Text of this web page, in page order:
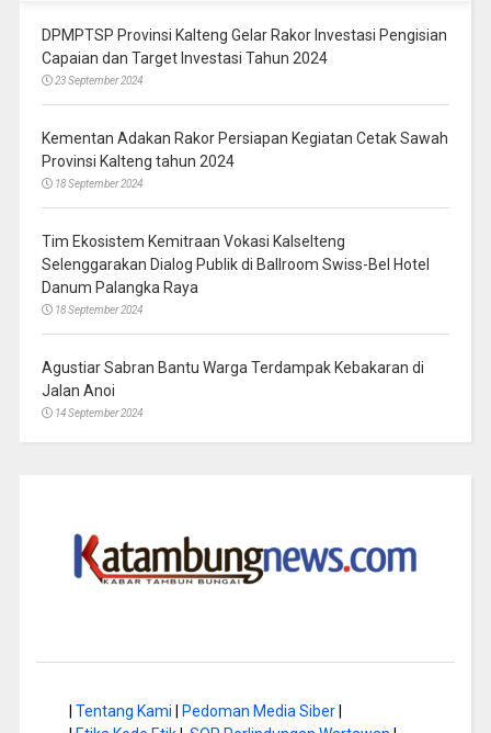
DPMPTSP Provinsi Kalteng Gelar Rakor Investasi Pengisian
Capaian dan Target Investasi Tahun 2024
23 September 2024
Kementan Adakan Rakor Persiapan Kegiatan Cetak Sawah
Provinsi Kalteng tahun 2024
18 September 2024
Tim Ekosistem Kemitraan Vokasi Kalselteng
Selenggarakan Dialog Publik di Ballroom Swiss-Bel Hotel
Danum Palangka Raya
18 September 2024
Agustiar Sabran Bantu Warga Terdampak Kebakaran di
Jalan Anoi
14 September 2024
Tentang Kami Pedoman Media Siber|